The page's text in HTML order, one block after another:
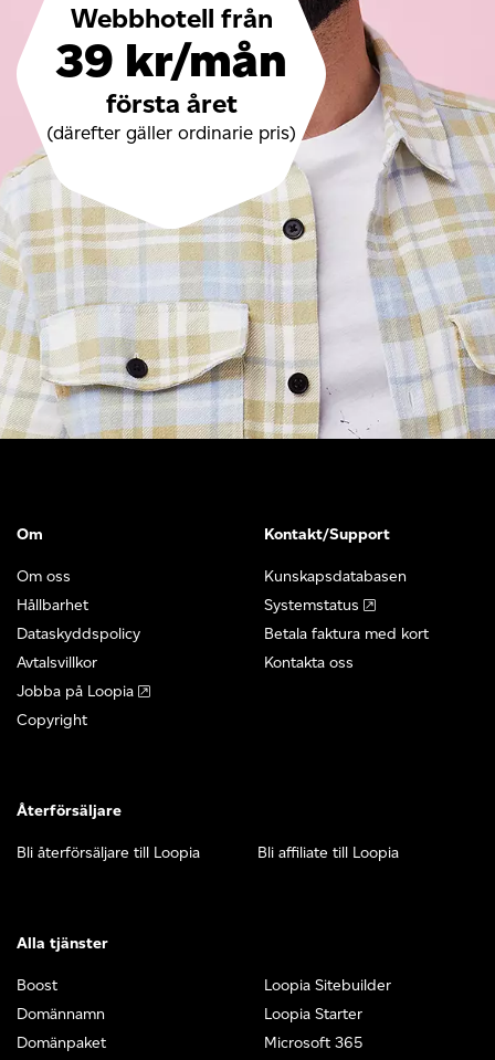
Webbhotell från
39 kr/mån
första året
(därefter gäller ordinarie pris)
Om
Om oss
Hållbarhet
Dataskyddspolicy
Avtalsvillkor
Jobba på Loopia
Copyright
Kontakt/Support
Kunskapsdatabasen
Systemstatus
Betala faktura med kort
Kontakta oss
Återförsäljare
Bli återförsäljare till Loopia Bli affiliate till Loopia
Alla tjänster
Boost
Domännamn
Domänpaket
Loopia Sitebuilder
Loopia Starter
Microsoft 365